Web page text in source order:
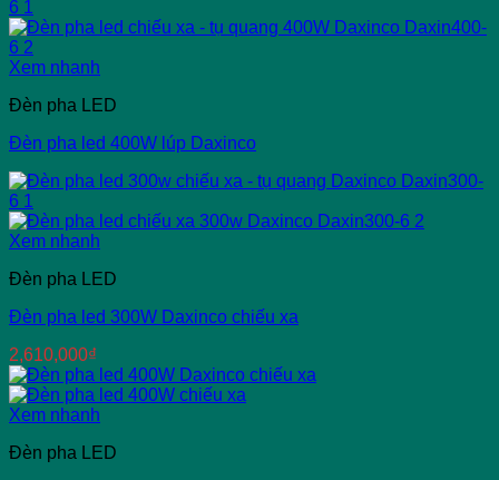
Xem nhanh
Đèn pha LED
Đèn pha led 400W lúp Daxinco
Xem nhanh
Đèn pha LED
Đèn pha led 300W Daxinco chiếu xa
2,610,000₫
Xem nhanh
Đèn pha LED